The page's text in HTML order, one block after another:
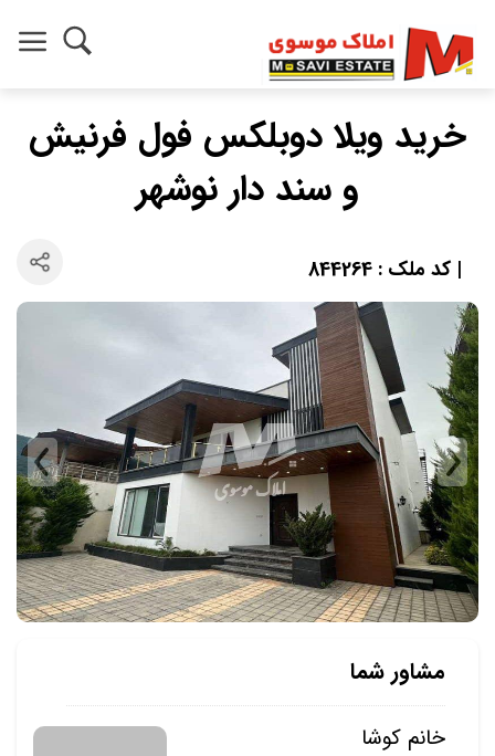
خرید ویلا دوبلکس فول فرنیش
و سند دار نوشهر
| کد ملک : 844264
مشاور شما
خانم کوشا